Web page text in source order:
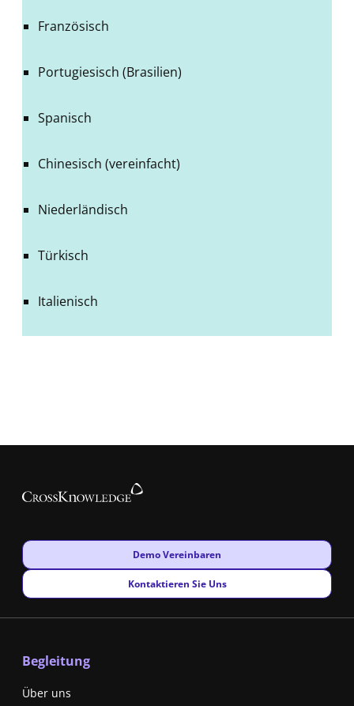
Französisch
Portugiesisch (Brasilien)
Spanisch
Chinesisch (vereinfacht)
Niederländisch
Türkisch
Italienisch
New window
Demo Vereinbaren
New window
Kontaktieren Sie Uns
Begleitung
Über uns